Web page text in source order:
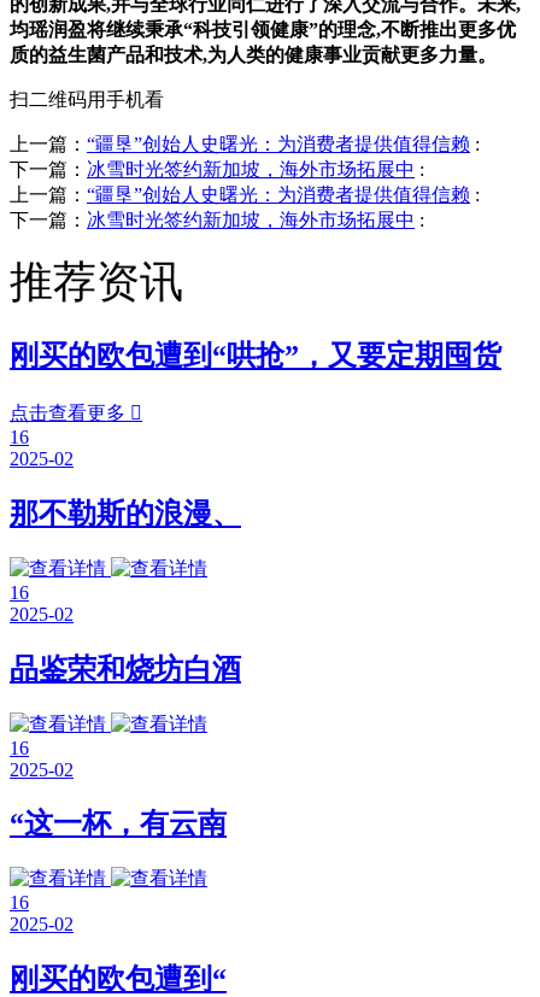
的创新成果,并与全球行业同仁进行了深入交流与合作。未来,
均瑶润盈将继续秉承“科技引领健康”的理念,不断推出更多优
质的益生菌产品和技术,为人类的健康事业贡献更多力量。
扫二维码用手机看
上一篇： “疆垦”创始人史曙光：为消费者提供值得信赖 :
下一篇： 冰雪时光签约新加坡，海外市场拓展中 :
上一篇： “疆垦”创始人史曙光：为消费者提供值得信赖 :
下一篇： 冰雪时光签约新加坡，海外市场拓展中 :
推荐资讯
刚买的欧包遭到“哄抢”，又要定期囤货
点击查看更多 
16
2025-02
那不勒斯的浪漫、
16
2025-02
品鉴荣和烧坊白酒
16
2025-02
“这一杯，有云南
16
2025-02
刚买的欧包遭到“